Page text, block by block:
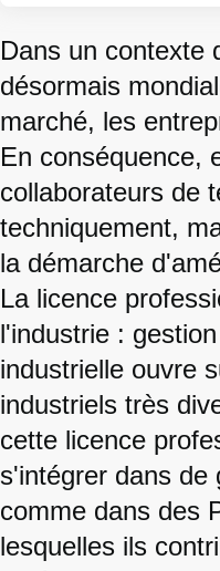
Dans un contexte
désormais
marché, les
En conséquence,
collaborateurs de
techniquement,
la démarche
La licence
l'industrie :
industrielle ouvre
industriels très
cette licence
s'intégrer dans de
comme dans des
lesquelles ils